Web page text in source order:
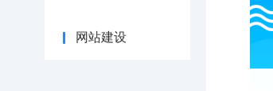
网站建设